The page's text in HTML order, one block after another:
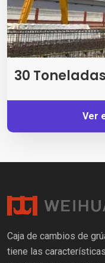
30
Ver
Caja de cambios de
tiene las